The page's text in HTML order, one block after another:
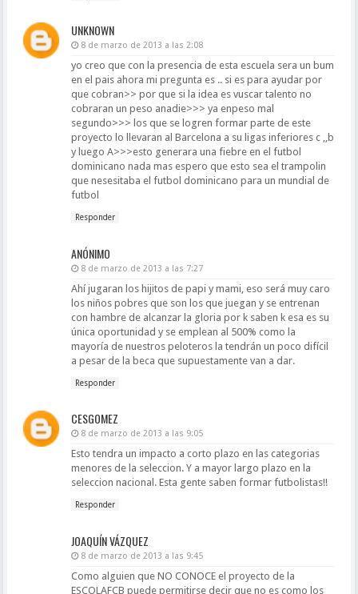
UNKNOWN
8 de marzo de 2013 a las 2:08
yo creo que con la presencia de esta escuela sera un bum
en el pais ahora mi pregunta es .. si es para ayudar por
que cobran>> por que si la idea es vuscar talento no
cobraran un peso anadie>>> ya enpeso mal
segundo>>> los que se logren formar parte de este
proyecto lo llevaran al Barcelona a su ligas inferiores c ,,b
y luego A>>>esto generara una fiebre en el futbol
dominicano nada mas espero que esto sea el trampolin
que nesesitaba el futbol dominicano para un mundial de
futbol
Responder
ANÓNIMO
8 de marzo de 2013 a las 7:27
Ahí jugaran los hijitos de papi y mami, eso será muy caro
los niños pobres que son los que juegan y se entrenan
con hambre de alcanzar la gloria por k saben k esa es su
única oportunidad y se emplean al 500% como la
mayoría de nuestros peloteros la tendrán un poco difícil
a pesar de la beca que supuestamente van a dar.
Responder
CESGOMEZ
8 de marzo de 2013 a las 9:05
Esto tendra un impacto a corto plazo en las categorias
menores de la seleccion. Y a mayor largo plazo en la
seleccion nacional. Esta gente saben formar futbolistas!!
Responder
JOAQUÍN VÁZQUEZ
8 de marzo de 2013 a las 9:45
Como alguien que NO CONOCE el proyecto de la
ESCOLAFCB puede permitirse decir que no es como los